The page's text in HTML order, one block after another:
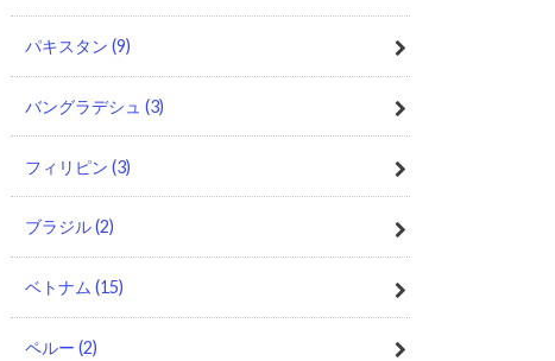
パキスタン (9)
バングラデシュ (3)
フィリピン (3)
ブラジル(2)
ベトナム (15)
ペルー (2)